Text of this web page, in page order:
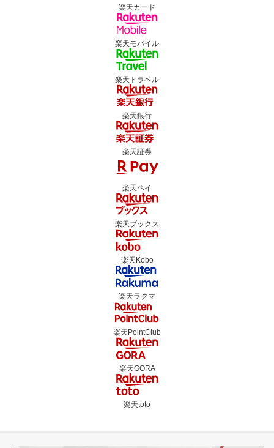
楽天カード
楽天モバイル
楽天トラベル
楽天銀行
楽天証券
楽天ペイ
楽天ブックス
楽天Kobo
楽天ラクマ
楽天PointClub
楽天GORA
楽天toto